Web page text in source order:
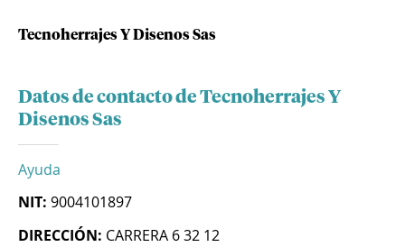
Tecnoherrajes Y Disenos Sas
Datos de contacto de Tecnoherrajes Y
Disenos Sas
Ayuda
NIT: 9004101897
DIRECCIÓN: CARRERA 6 32 12